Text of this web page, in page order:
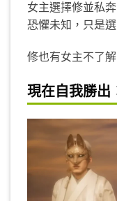
女主選擇修並私
恐懼未知，只是
修也有女主不了
現在自我勝出